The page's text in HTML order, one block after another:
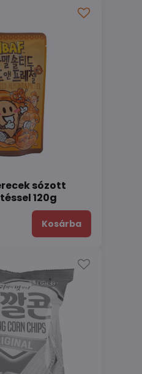
sózott
120g
Kosárba